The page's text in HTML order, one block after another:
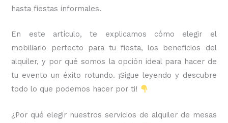
hasta fiestas informales.
En este artículo, te explicamos cómo elegir el
mobiliario perfecto para tu fiesta, los beneficios del
alquiler, y por qué somos la opción ideal para hacer de
tu evento un éxito rotundo. ¡Sigue leyendo y descubre
todo lo que podemos hacer por ti!
¿Por qué elegir nuestros servicios de alquiler de mesas